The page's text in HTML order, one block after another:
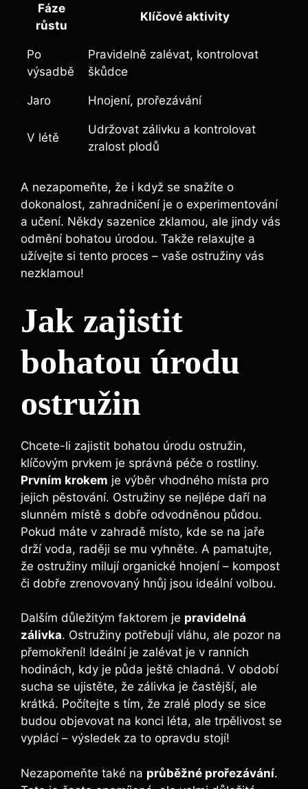
Fáze
růstu
Klíčové aktivity
Po
výsadbě
Pravidelně zalévat, kontrolovat
škůdce
Jaro Hnojení, prořezávání
V létě
Udržovat zálivku a kontrolovat
zralost plodů
A nezapomeňte, že i když se snažíte o
dokonalost, zahradničení je o experimentování
a učení. Někdy sazenice zklamou, ale jindy vás
odmění bohatou úrodou. Takže relaxujte a
užívejte si tento proces – vaše ostružiny vás
nezklamou!
Jak zajistit
bohatou úrodu
ostružin
Chcete-li zajistit bohatou úrodu ostružin,
klíčovým prvkem je správná péče o rostliny.
Prvním krokem je výběr vhodného místa pro
jejich pěstování. Ostružiny se nejlépe daří na
slunném místě s dobře odvodněnou půdou.
Pokud máte v zahradě místo, kde se na jaře
drží voda, raději se mu vyhněte. A pamatujte,
že ostružiny milují organické hnojení – kompost
či dobře zrenovovaný hnůj jsou ideální volbou.
Dalším důležitým faktorem je pravidelná
zálivka. Ostružiny potřebují vláhu, ale pozor na
přemokření! Ideální je zalévat je v ranních
hodinách, kdy je půda ještě chladná. V období
sucha se ujistěte, že zálivka je častější, ale
krátká. Počítejte s tím, že zralé plody se sice
budou objevovat na konci léta, ale trpělivost se
vyplácí – výsledek za to opravdu stojí!
Nezapomeňte také na průběžné prořezávání.